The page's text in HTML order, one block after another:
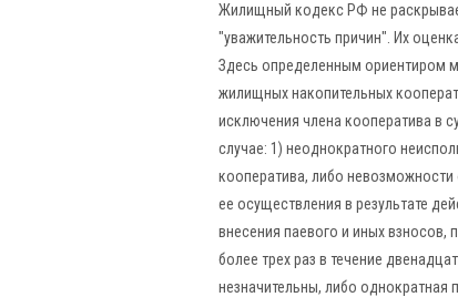
Жилищный кодекс РФ не
"уважительность причин". Их
Здесь определенным ориентиром
жилищных накопительных
исключения члена кооператива в
случае: 1) неоднократного
кооператива, либо
ее осуществления в результате
внесения паевого и иных взносов,
более трех раз в течение
незначительны, либо однократная